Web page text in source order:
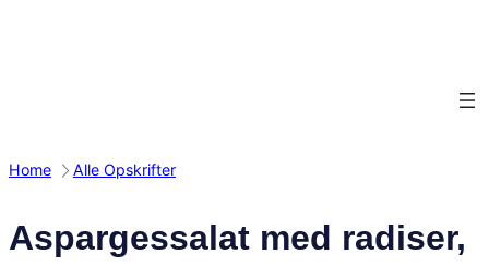
Home Alle Opskrifter
Aspargessalat med radiser,